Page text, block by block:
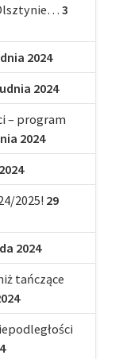
3
2024
2024
– program
2024
2025! 29
2024
tańczące